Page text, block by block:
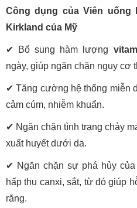
Công dụng của Viên uống
Kirkland của Mỹ
✔ Bổ sung hàm lượng
ngày, giúp ngăn chặn nguy cơ
✔ Tăng cường hệ thống miễn
cảm cúm, nhiễm khuẩn.
✔ Ngăn chặn tình trạng chảy
xuất huyết dưới da.
✔ Ngăn chặn sự phá hủy của
hấp thu canxi, sắt, từ đó giúp
răng.